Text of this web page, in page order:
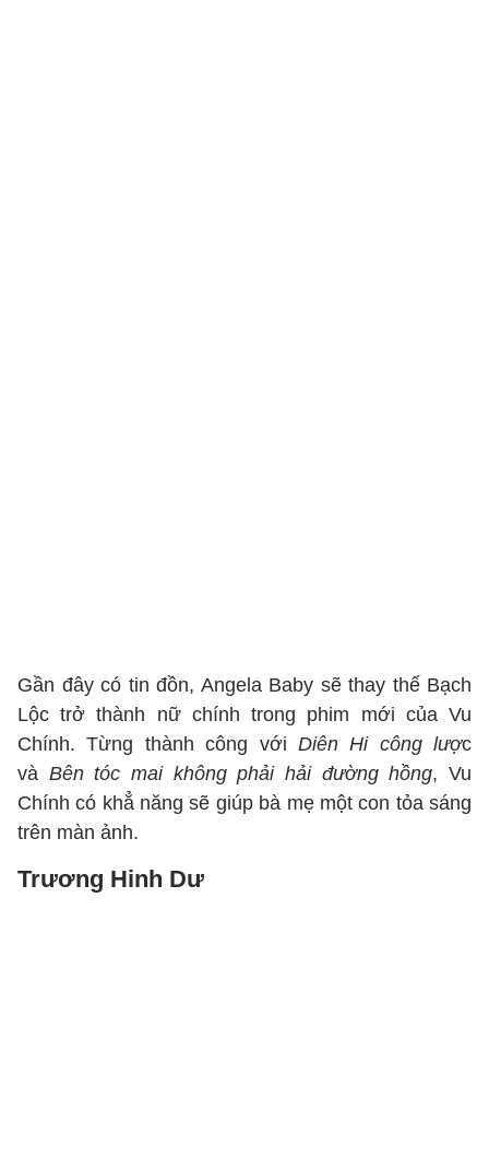
Gần đây có tin đồn, Angela Baby sẽ thay thế Bạch
Lộc trở thành nữ chính trong phim mới của Vu
Chính. Từng thành công với Diên Hi công lược
và Bên tóc mai không phải hải đường hồng, Vu
Chính có khẳ năng sẽ giúp bà mẹ một con tỏa sáng
trên màn ảnh.
Trương Hinh Dư